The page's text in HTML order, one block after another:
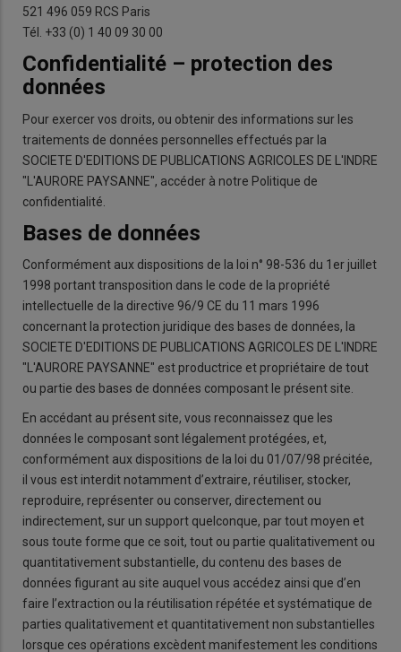
521 496 059 RCS Paris
Tél. +33 (0) 1 40 09 30 00
Confidentialité – protection des
données
Pour exercer vos droits, ou obtenir des informations sur les
traitements de données personnelles effectués par la
SOCIETE D'EDITIONS DE PUBLICATIONS AGRICOLES DE L'INDRE
"L'AURORE PAYSANNE", accéder à notre Politique de
confidentialité.
Bases de données
Conformément aux dispositions de la loi n° 98-536 du 1er juillet
1998 portant transposition dans le code de la propriété
intellectuelle de la directive 96/9 CE du 11 mars 1996
concernant la protection juridique des bases de données, la
SOCIETE D'EDITIONS DE PUBLICATIONS AGRICOLES DE L'INDRE
"L'AURORE PAYSANNE" est productrice et propriétaire de tout
ou partie des bases de données composant le présent site.
En accédant au présent site, vous reconnaissez que les
données le composant sont légalement protégées, et,
conformément aux dispositions de la loi du 01/07/98 précitée,
il vous est interdit notamment d’extraire, réutiliser, stocker,
reproduire, représenter ou conserver, directement ou
indirectement, sur un support quelconque, par tout moyen et
sous toute forme que ce soit, tout ou partie qualitativement ou
quantitativement substantielle, du contenu des bases de
données figurant au site auquel vous accédez ainsi que d’en
faire l’extraction ou la réutilisation répétée et systématique de
parties qualitativement et quantitativement non substantielles
lorsque ces opérations excèdent manifestement les conditions